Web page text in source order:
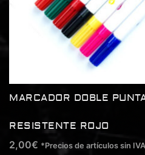
MARCADOR DOBLE
RESISTENTE ROJO
2,00€ *Precios de artículos sin IVA